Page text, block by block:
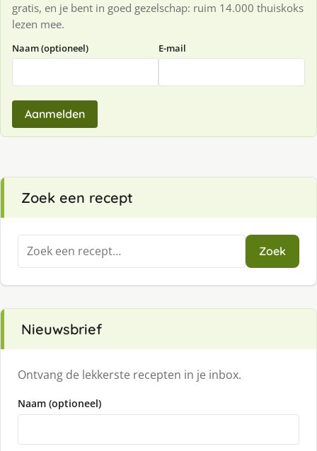
gratis, en je bent in goed gezelschap: ruim 14.000 thuiskoks
lezen mee.
Naam (optioneel) E-mail
Aanmelden
Zoek een recept
Zoeken
naar:
Zoek
Nieuwsbrief
Ontvang de lekkerste recepten in je inbox.
Naam (optioneel)